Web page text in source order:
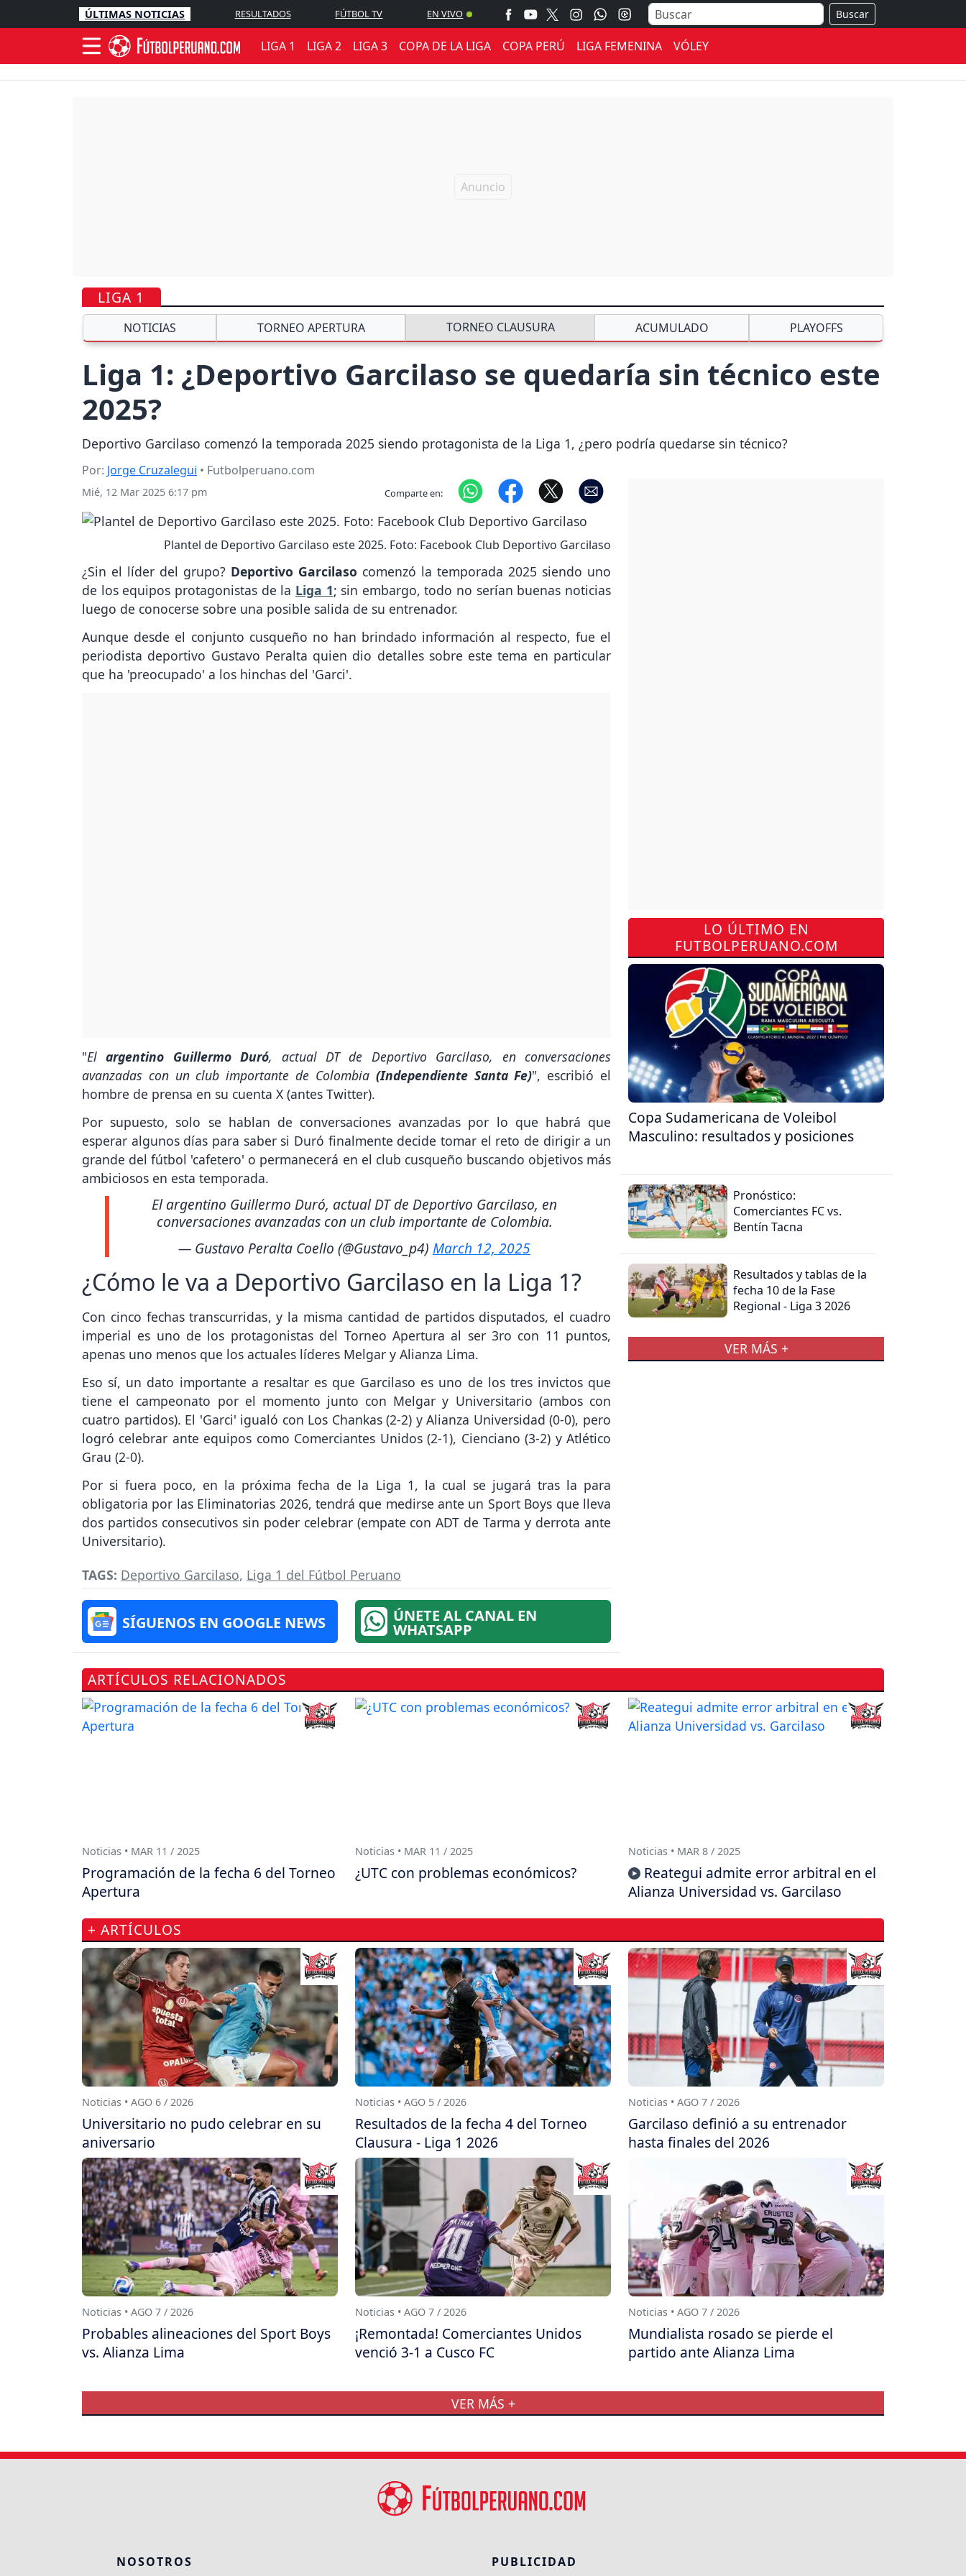
ÚLTIMAS NOTICIAS RESULTADOS FÚTBOL TV EN VIVO Buscar
LIGA 1 LIGA 2 LIGA 3 COPA DE LA LIGA COPA PERÚ LIGA FEMENINA VÓLEY
LIGA 1
NOTICIAS TORNEO APERTURA TORNEO CLAUSURA ACUMULADO PLAYOFFS
Liga 1: ¿Deportivo Garcilaso se quedaría sin técnico este
2025?
Deportivo Garcilaso comenzó la temporada 2025 siendo protagonista de la Liga 1, ¿pero podría quedarse sin técnico?
Por: Jorge Cruzalegui • Futbolperuano.com
Mié, 12 Mar 2025 6:17 pm Comparte en:
Plantel de Deportivo Garcilaso este 2025. Foto: Facebook Club Deportivo Garcilaso
¿Sin el líder del grupo? Deportivo Garcilaso comenzó la temporada 2025 siendo uno
de los equipos protagonistas de la Liga 1; sin embargo, todo no serían buenas noticias
luego de conocerse sobre una posible salida de su entrenador.
Aunque desde el conjunto cusqueño no han brindado información al respecto, fue el
periodista deportivo Gustavo Peralta quien dio detalles sobre este tema en particular
que ha 'preocupado' a los hinchas del 'Garci'.
"Elargentino Guillermo Duró, actual DT de Deportivo Garcilaso, en conversaciones
avanzadas con un club importante de Colombia (Independiente Santa Fe)", escribió el
hombre de prensa en su cuenta X (antes Twitter).
Por supuesto, solo se hablan de conversaciones avanzadas por lo que habrá que
esperar algunos días para saber si Duró finalmente decide tomar el reto de dirigir a un
grande del fútbol 'cafetero' o permanecerá en el club cusqueño buscando objetivos más
ambiciosos en esta temporada.
El argentino Guillermo Duró, actual DT de Deportivo Garcilaso, en
conversaciones avanzadas con un club importante de Colombia.
— Gustavo Peralta Coello (@Gustavo_p4) March 12, 2025
¿Cómo le va a Deportivo Garcilaso en la Liga 1?
Con cinco fechas transcurridas, y la misma cantidad de partidos disputados, el cuadro
imperial es uno de los protagonistas del Torneo Apertura al ser 3ro con 11 puntos,
apenas uno menos que los actuales líderes Melgar y Alianza Lima.
Eso sí, un dato importante a resaltar es que Garcilaso es uno de los tres invictos que
tiene el campeonato por el momento junto con Melgar y Universitario (ambos con
cuatro partidos). El 'Garci' igualó con Los Chankas (2-2) y Alianza Universidad (0-0), pero
logró celebrar ante equipos como Comerciantes Unidos (2-1), Cienciano (3-2) y Atlético
Grau (2-0).
Por si fuera poco, en la próxima fecha de la Liga 1, la cual se jugará tras la para
obligatoria por las Eliminatorias 2026, tendrá que medirse ante un Sport Boys que lleva
dos partidos consecutivos sin poder celebrar (empate con ADT de Tarma y derrota ante
Universitario).
TAGS: Deportivo Garcilaso, Liga 1 del Fútbol Peruano
SÍGUENOS EN GOOGLE NEWS ÚNETE AL CANAL EN
WHATSAPP
LO ÚLTIMO EN
FUTBOLPERUANO.COM
Copa Sudamericana de Voleibol
Masculino: resultados y posiciones
Pronóstico:
Comerciantes FC vs.
Bentín Tacna
Resultados y tablas de la
fecha 10 de la Fase
Regional - Liga 3 2026
VER MÁS +
ARTÍCULOS RELACIONADOS
Noticias • MAR 11 / 2025
Programación de la fecha 6 del Torneo
Apertura
Noticias • MAR 11 / 2025
¿UTC con problemas económicos?
Noticias • MAR 8 / 2025
Reategui admite error arbitral en el
Alianza Universidad vs. Garcilaso
+ ARTÍCULOS
Noticias • AGO 6 / 2026
Universitario no pudo celebrar en su
aniversario
Noticias • AGO 5 / 2026
Resultados de la fecha 4 del Torneo
Clausura - Liga 1 2026
Noticias • AGO 7 / 2026
Garcilaso definió a su entrenador
hasta finales del 2026
Noticias • AGO 7 / 2026
Probables alineaciones del Sport Boys
vs. Alianza Lima
Noticias • AGO 7 / 2026
¡Remontada! Comerciantes Unidos
venció 3-1 a Cusco FC
Noticias • AGO 7 / 2026
Mundialista rosado se pierde el
partido ante Alianza Lima
VER MÁS +
NOSOTROS PUBLICIDAD